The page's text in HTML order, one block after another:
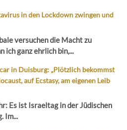
in den Lockdown zwingen und
versuchen die Macht zu
ich ganz ehrlich bin,...
in Duisburg: „Plötzlich bekommst
auf Ecstasy, am eigenen Leib
Es ist Israeltag in der Jüdischen
Im...